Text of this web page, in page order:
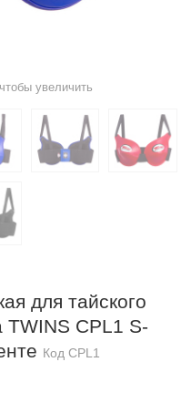
увеличить
для тайского
TWINS CPL1 S-
Код CPL1